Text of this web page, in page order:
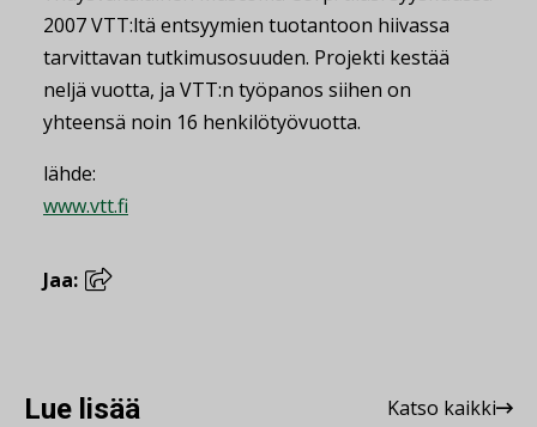
2007 VTT:ltä entsyymien tuotantoon hiivassa
tarvittavan tutkimusosuuden. Projekti kestää
neljä vuotta, ja VTT:n työpanos siihen on
yhteensä noin 16 henkilötyövuotta.
lähde:
www.vtt.fi
Jaa:
Lue lisää Katso kaikki